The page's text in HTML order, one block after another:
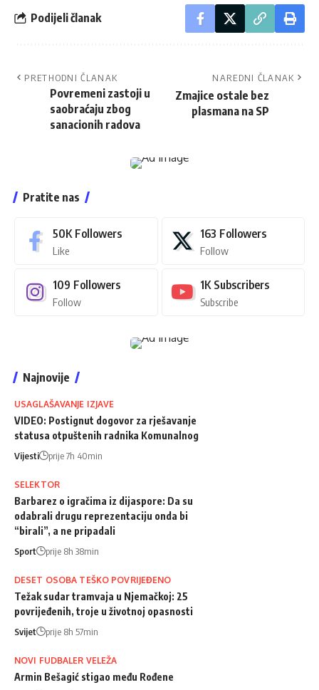
Podijeli članak
PRETHODNI ČLANAK
Povremeni zastoji u
saobraćaju zbog
sanacionih radova
NAREDNI ČLANAK
Zmajice ostale bez
plasmana na SP
Pratite nas
50K Followers
Like
163 Followers
Follow
109 Followers
Follow
1K Subscribers
Subscribe
Najnovije
USAGLAŠAVANJE IZJAVE
VIDEO: Postignut dogovor za rješavanje
statusa otpuštenih radnika Komunalnog
Vijesti prije 7h 40min
SELEKTOR
Barbarez o igračima iz dijaspore: Da su
odabrali drugu reprezentaciju onda bi
“birali”, a ne pripadali
Sport prije 8h 38min
DESET OSOBA TEŠKO POVRIJEĐENO
Težak sudar tramvaja u Njemačkoj: 25
povrijeđenih, troje u životnoj opasnosti
Svijet prije 8h 57min
NOVI FUDBALER VELEŽA
Armin Bešagić stigao među Rođene